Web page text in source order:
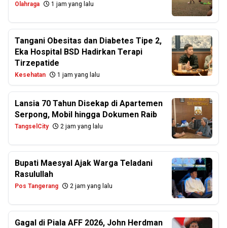
Olahraga 1 jam yang lalu
Tangani Obesitas dan Diabetes Tipe 2,
Eka Hospital BSD Hadirkan Terapi
Tirzepatide
Kesehatan 1 jam yang lalu
Lansia 70 Tahun Disekap di Apartemen
Serpong, Mobil hingga Dokumen Raib
TangselCity 2 jam yang lalu
Bupati Maesyal Ajak Warga Teladani
Rasulullah
Pos Tangerang 2 jam yang lalu
Gagal di Piala AFF 2026, John Herdman